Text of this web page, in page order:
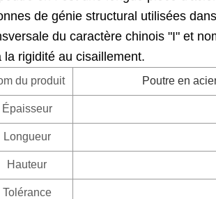
de génie structural utilisées
du caractère chinois "I" et
la rigidité au cisaillement.
du produit Poutre en
Épaisseur
Longueur
Hauteur
Tolérance